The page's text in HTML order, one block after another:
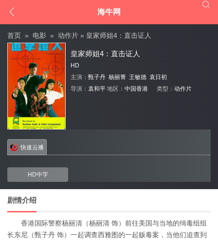
海牛网


首页 » 电影 » 动作片 » 皇家师姐4：直击证人
皇家师姐4：直击证人
HD
主演： 甄子丹 杨丽菁 王敏德 袁日初
导演： 袁和平 地区： 中国香港 类型： 动作片
快速云播
HD中字
剧情介绍
香港国际警察杨丽清（杨丽清 饰）前往美国与当地的缉毒组组
长东尼（甄子丹 饰）一起调查西雅图的一起贩毒案，当他们追查到